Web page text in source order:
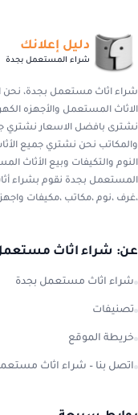
دليل إعلانك
شراء المستعمل بجدة
شراء اثاث مستعمل بجدة،
الاثاث المستعمل والأجهزه
نشترى بافضل الاسعار نشتري
والمكاتب نحن نشتري جميع
النوم والتكيفات وبيع الأثاث
المستعمل بجدة نقوم بشراء
،غرف ،نوم ،مكاتب ،مكيفات
عن: شراء اثاث مستعمل
شراء اثاث مستعمل بجدة
تصنيفات
خريطة الموقع
اتصل بنا – شراء اثاث